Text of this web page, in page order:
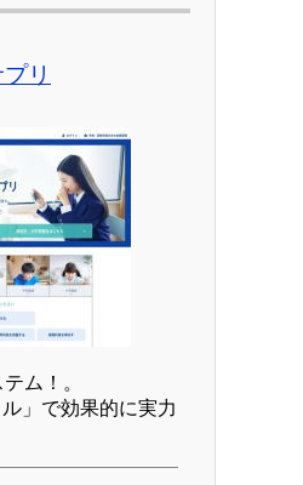
リ
ム！。
」で効果的に実力